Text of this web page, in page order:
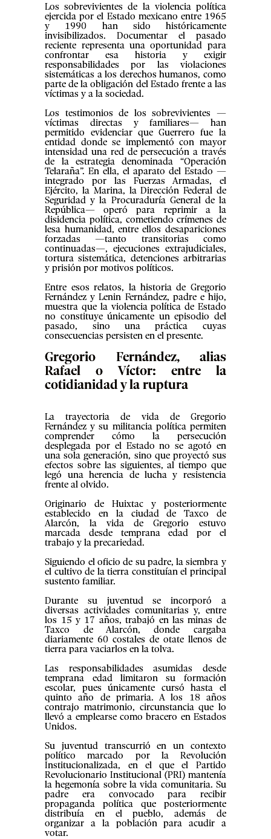
Los sobrevivientes de la violencia política
ejercida por el Estado mexicano entre 1965
y 1990 han sido históricamente
invisibilizados. Documentar el pasado
reciente representa una oportunidad para
confrontar esa historia y exigir
responsabilidades por las violaciones
sistemáticas a los derechos humanos, como
parte de la obligación del Estado frente a las
víctimas y a la sociedad.
Los testimonios de los sobrevivientes —
víctimas directas y familiares— han
permitido evidenciar que Guerrero fue la
entidad donde se implementó con mayor
intensidad una red de persecución a través
de la estrategia denominada “Operación
Telaraña”. En ella, el aparato del Estado —
integrado por las Fuerzas Armadas, el
Ejército, la Marina, la Dirección Federal de
Seguridad y la Procuraduría General de la
República— operó para reprimir a la
disidencia política, cometiendo crímenes de
lesa humanidad, entre ellos desapariciones
forzadas —tanto transitorias como
continuadas—, ejecuciones extrajudiciales,
tortura sistemática, detenciones arbitrarias
y prisión por motivos políticos.
Entre esos relatos, la historia de Gregorio
Fernández y Lenin Fernández, padre e hijo,
muestra que la violencia política de Estado
no constituye únicamente un episodio del
pasado, sino una práctica cuyas
consecuencias persisten en el presente.
Gregorio Fernández, alias
Rafael o Víctor: entre la
cotidianidad y la ruptura
La trayectoria de vida de Gregorio
Fernández y su militancia política permiten
comprender cómo la persecución
desplegada por el Estado no se agotó en
una sola generación, sino que proyectó sus
efectos sobre las siguientes, al tiempo que
legó una herencia de lucha y resistencia
frente al olvido.
Originario de Huixtac y posteriormente
establecido en la ciudad de Taxco de
Alarcón, la vida de Gregorio estuvo
marcada desde temprana edad por el
trabajo y la precariedad.
Siguiendo el oficio de su padre, la siembra y
el cultivo de la tierra constituían el principal
sustento familiar.
Durante su juventud se incorporó a
diversas actividades comunitarias y, entre
los 15 y 17 años, trabajó en las minas de
Taxco de Alarcón, donde cargaba
diariamente 60 costales de otate llenos de
tierra para vaciarlos en la tolva.
Las responsabilidades asumidas desde
temprana edad limitaron su formación
escolar, pues únicamente cursó hasta el
quinto año de primaria. A los 18 años
contrajo matrimonio, circunstancia que lo
llevó a emplearse como bracero en Estados
Unidos.
Su juventud transcurrió en un contexto
político marcado por la Revolución
Institucionalizada, en el que el Partido
Revolucionario Institucional (PRI) mantenía
la hegemonía sobre la vida comunitaria. Su
padre era convocado para recibir
propaganda política que posteriormente
distribuía en el pueblo, además de
organizar a la población para acudir a
votar.